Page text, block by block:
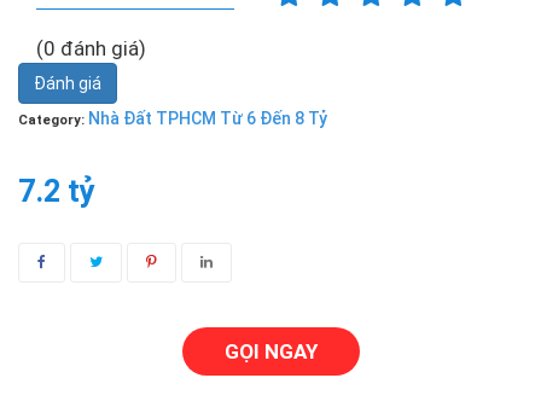
(0 đánh giá)
Đánh giá
Category: Nhà Đất TPHCM Từ 6 Đến 8 Tỷ
7.2 tỷ
GỌI NGAY